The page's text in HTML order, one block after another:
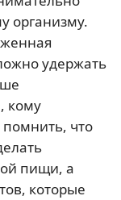
организму.
удержать
кому
помнить, что
пищи, а
которые